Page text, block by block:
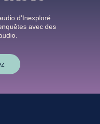
d’Inexploré
avec des